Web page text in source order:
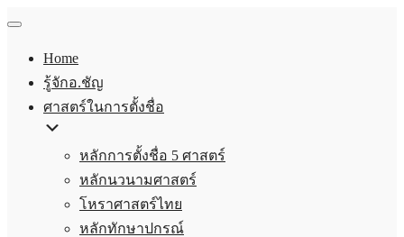
Home
รู้จักอ.ชัญ
ศาสตร์ในการตั้งชื่อ
หลักการตั้งชื่อ 5 ศาสตร์
หลักนวนามศาสตร์
โหราศาสตร์ไทย
หลักทักษาปกรณ์